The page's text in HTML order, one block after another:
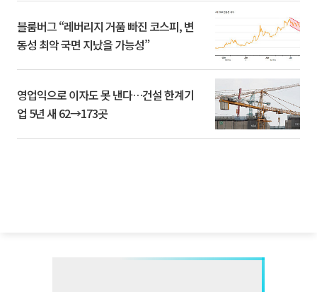
블룸버그 “레버리지 거품 빠진 코스피, 변
동성 최악 국면 지났을 가능성”
영업익으로 이자도 못 낸다…건설 한계기
업 5년 새 62→173곳